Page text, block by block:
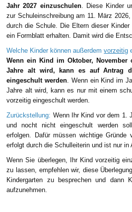
Jahr 2027 einzuschulen. Diese Kinder
zur Schuleinschreibung am 11. März
durch die Schule. Die Eltern dieser
ein Formblatt erhalten. Damit wird die
Welche Kinder können außerdemvorzeitig
Wenn ein Kind im Oktober, November
Jahre alt wird, kann es auf Antrag
eingeschult werden . Wenn ein Kind im
Jahre alt wird, kann es nur mit einem
vorzeitig eingeschult werden.
Zurückstellung: Wenn Ihr Kind vor dem 1.
und nocht nicht eingeschult werden
erfolgen. Dafür müssen wichtige Gründe
erfolgt durch die Schulleiterin und ist nur in
Wenn Sie überlegen, Ihr Kind vorzeitig
zu lassen, empfehlen wir, diese
Kindergarten zu besprechen und dann
aufzunehmen.